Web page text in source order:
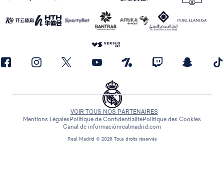
Real Madrid © 2026 Tous droits réservés
VOIR TOUS NOS PARTENAIRES
Mentions LégalesPolitique de ConfidentialitéPolitique des Cookies
Canal de informaciónrealmadrid.com